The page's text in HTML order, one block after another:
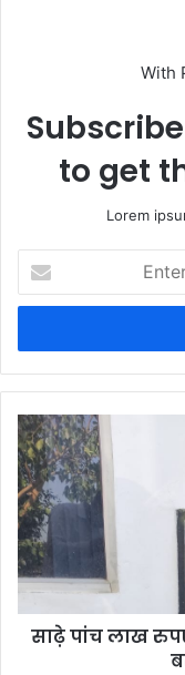
With
to get
Lorem
your
Email
साढ़े पांच लाख